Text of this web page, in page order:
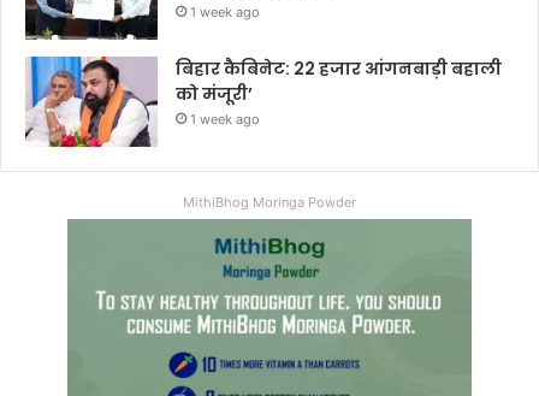
1 week ago
बिहार कैबिनेट: 22 हजार आंगनबाड़ी बहाली
को मंजूरी’
1 week ago
MithiBhog Moringa Powder